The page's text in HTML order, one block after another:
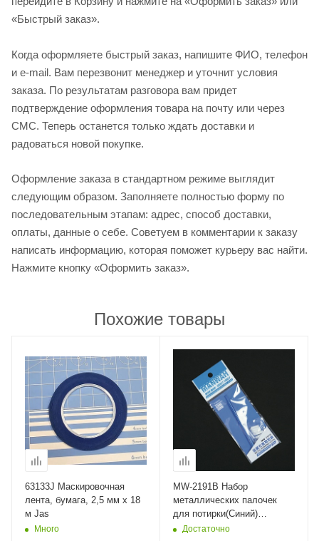
«Быстрый заказ».
Когда оформляете быстрый заказ, напишите ФИО, телефон
и e-mail. Вам перезвонит менеджер и уточнит условия
заказа. По результатам разговора вам придет
подтверждение оформления товара на почту или через
СМС. Теперь останется только ждать доставки и
радоваться новой покупке.
Оформление заказа в стандартном режиме выглядит
следующим образом. Заполняете полностью форму по
последовательным этапам: адрес, способ доставки,
оплаты, данные о себе. Советуем в комментарии к заказу
написать информацию, которая поможет курьеру вас найти.
Нажмите кнопку «Оформить заказ».
Похожие товары
63133J Маскировочная
лента, бумага, 2,5 мм х 18
м Jas
Много
MW-2191B Набор
металлических палочек
для потирки(Синий)
НАСАДКИ ДЛЯ
Достаточно